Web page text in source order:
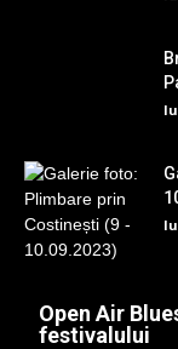
Open Air
festivalului